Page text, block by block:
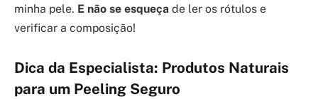
minha pele. E não se esqueça de ler os rótulos e
verificar a composição!
Dica da Especialista: Produtos Naturais
para um Peeling Seguro